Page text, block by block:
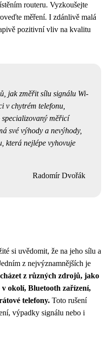
routeru. Vyzkoušejte
měření. I zdánlivě malá
pozitivní vliv na kvalitu
jak změřit sílu signálu Wi-
v chytrém telefonu,
měřicí
své výhody a nevýhody,
která nejlépe vyhovuje
Radomír Dvořák
si uvědomit, že na jeho sílu a
z nejvýznamnějších je
z různých zdrojů, jako
okolí, Bluetooth zařízení,
telefony. Toto rušení
výpadky signálu nebo i